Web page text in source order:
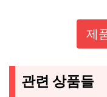
제
관련 상품들